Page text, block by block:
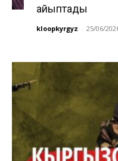
айыптады
kloopkyrgyz - 25/06/